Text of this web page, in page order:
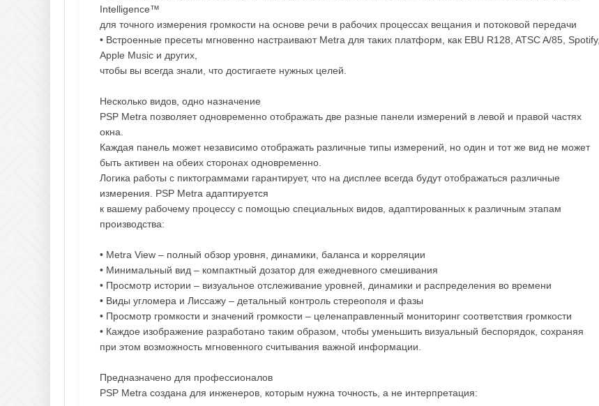
Intelligence™
для точного измерения громкости на основе речи в рабочих процессах вещания и потоковой передачи
• Встроенные пресеты мгновенно настраивают Metra для таких платформ, как EBU R128, ATSC A/85, Spotify,
Apple Music и других,
чтобы вы всегда знали, что достигаете нужных целей.
Несколько видов, одно назначение
PSP Metra позволяет одновременно отображать две разные панели измерений в левой и правой частях
окна.
Каждая панель может независимо отображать различные типы измерений, но один и тот же вид не может
быть активен на обеих сторонах одновременно.
Логика работы с пиктограммами гарантирует, что на дисплее всегда будут отображаться различные
измерения. PSP Metra адаптируется
к вашему рабочему процессу с помощью специальных видов, адаптированных к различным этапам
производства:
• Metra View – полный обзор уровня, динамики, баланса и корреляции
• Минимальный вид – компактный дозатор для ежедневного смешивания
• Просмотр истории – визуальное отслеживание уровней, динамики и распределения во времени
• Виды угломера и Лиссажу – детальный контроль стереополя и фазы
• Просмотр громкости и значений громкости – целенаправленный мониторинг соответствия громкости
• Каждое изображение разработано таким образом, чтобы уменьшить визуальный беспорядок, сохраняя
при этом возможность мгновенного считывания важной информации.
Предназначено для профессионалов
PSP Metra создана для инженеров, которым нужна точность, а не интерпретация: